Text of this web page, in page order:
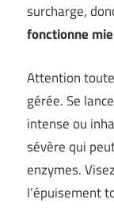
surcharge,
fonctionne
Attention
gérée. Se
intense ou
sévère qui
enzymes.
l’épuisement